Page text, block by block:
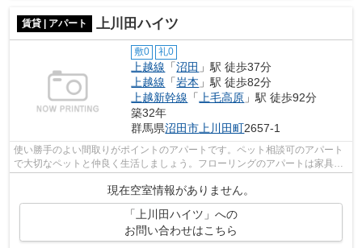
賃貸 | アパート 上川田ハイツ
敷0 礼0
上越線 「沼田 」駅 徒歩37分
上越線 「岩本 」駅 徒歩82分
上越新幹線 「 上毛高原 」駅 徒歩92分
築32年
群馬県沼田市 上川田町2657-1
使い勝手のよい間取りがポイントのアパートです。ペット相談可のアパート
で大切なペットと仲良く生活しましょう。フローリングのアパートは家具な
現在空室情報がありません。
「上川田ハイツ」への
お問い合わせはこちら